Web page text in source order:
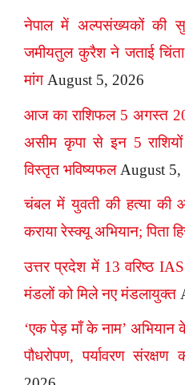
नेपाल में अल्पसंख्यकों की
जमीयतुल कुरैश ने जताई
मांग August 5, 2026
आज का राशिफल 5 अगस्त
असीम कृपा से इन 5 राशियों
विस्तृत भविष्यफल August 5,
चंबल में युवती की हत्या की
कराया रेस्क्यू अभियान; पिता
उत्तर प्रदेश में 13 वरिष्ठ
मंडलों को मिले नए मंडलायुक्त
‘एक पेड़ माँ के नाम’ अभियान
पौधरोपण, पर्यावरण